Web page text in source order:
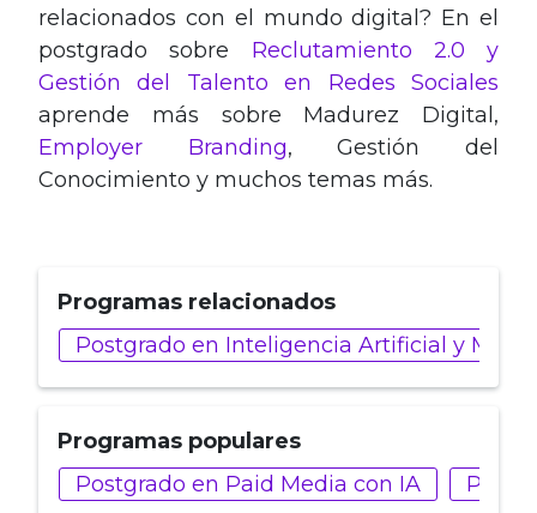
relacionados con el mundo digital? En el
postgrado sobre Reclutamiento 2.0 y
Gestión del Talento en Redes Sociales
aprende más sobre Madurez Digital,
Employer Branding, Gestión del
Conocimiento y muchos temas más.
Programas relacionados
Postgrado en Inteligencia Artificial y
Programas populares
Postgrado en Paid Media con IA